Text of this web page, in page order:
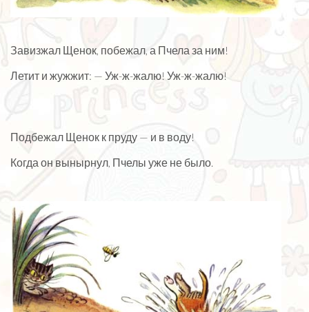
Завизжал Щенок, побежал, а Пчела за ним!
Летит и жужжит: — Уж-ж-жалю! Уж-ж-жалю!
Подбежал Щенок к пруду — и в воду!
Когда он вынырнул, Пчелы уже не было.